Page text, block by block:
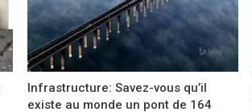
Infrastructure: Savez-vous qu’il
existe au monde un pont de 164